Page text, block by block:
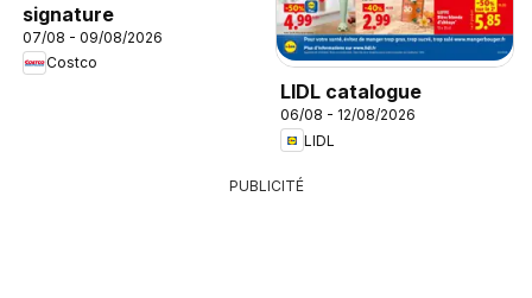
signature
07/08 - 09/08/2026
Costco
LIDL catalogue
06/08 - 12/08/2026
LIDL
PUBLICITÉ